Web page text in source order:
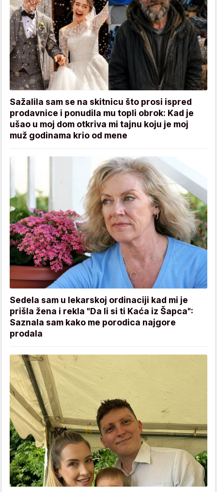
Sažalila sam se na skitnicu što prosi ispred
prodavnice i ponudila mu topli obrok: Kad je
ušao u moj dom otkriva mi tajnu koju je moj
muž godinama krio od mene
Sedela sam u lekarskoj ordinaciji kad mi je
prišla žena i rekla "Da li si ti Kaća iz Šapca":
Saznala sam kako me porodica najgore
prodala